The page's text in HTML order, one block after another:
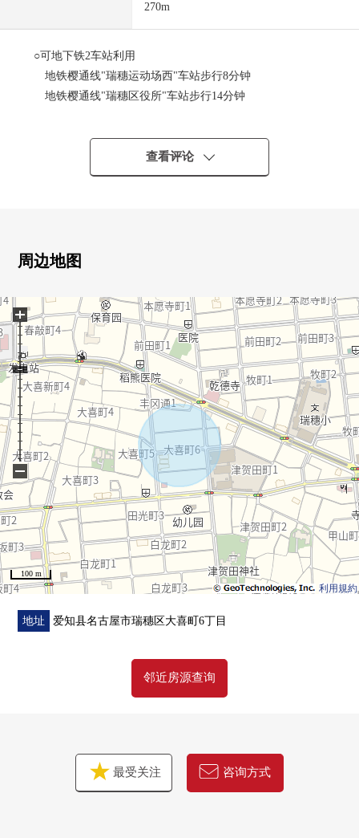
270m
○可地下铁2车站利用
地铁樱通线"瑞穗运动场西"车站步行8分钟
地铁樱通线"瑞穗区役所"车站步行14分钟
○正面宽度约7.2m
○阳光关于南佐料良好
是端正的环境
查看评论
周边地图
利用規約
100 m
+
−
地址 爱知县名古屋市瑞穗区大喜町6丁目
邻近房源查询
最受关注 咨询方式